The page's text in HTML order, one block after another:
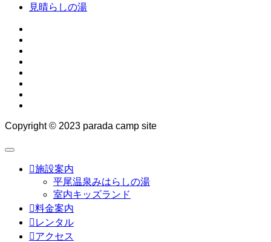
見晴らしの湯
Copyright © 2023 parada camp site
施設案内
平尾温泉みはらしの湯
室内キッズランド
料金案内
 レンタル
アクセス